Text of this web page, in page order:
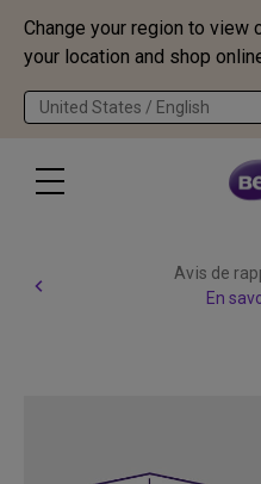
Change your region to view
your location and shop
United States / English
Avis de
En